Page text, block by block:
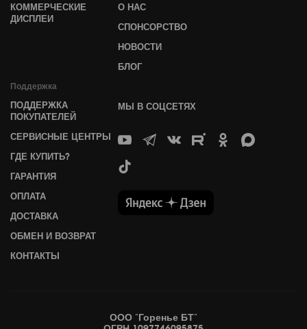
КОММЕРЧЕСКИЕ
ДИСПЛЕИ
О НАС
СПОНСОРСТВО
НОВОСТИ
БЛОГ
Поддержка
ПОДДЕРЖКА
ПОКУПАТЕЛЕЙ
СЕРВИСНЫЕ ЦЕНТРЫ
ГДЕ КУПИТЬ?
ГАРАНТИЯ
ОПЛАТА
ДОСТАВКА
ОБМЕН И ВОЗВРАТ
КОНТАКТЫ
МЫ В СОЦСЕТЯХ
ООО "Горенье БТ"